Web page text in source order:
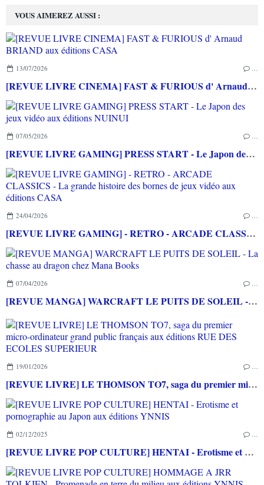
VOUS AIMEREZ AUSSI :
13/07/2026 …
[REVUE LIVRE CINEMA] FAST & FURIOUS d' Arnaud BRIAND aux éditions CASA
07/05/2026 …
[REVUE LIVRE GAMING] PRESS START - Le Japon des jeux vidéo aux éditions NUINUI
24/04/2026 …
[REVUE LIVRE GAMING] - RETRO - ARCADE CLASSICS - La grande histoire des bornes de jeux vidéo aux éditions CASA
07/04/2026 …
[REVUE MANGA] WARCRAFT LE PUITS DE SOLEIL - La chasse au dragon chez Mana Books
19/01/2026 …
[REVUE LIVRE] LE THOMSON TO7, saga du premier micro-ordinateur grand public français aux éditions RUE DES ECOLES SUPERIEUR
02/12/2025 …
[REVUE LIVRE POP CULTURE] HENTAI - Erotisme et pornographie au Japon aux éditions YNNIS